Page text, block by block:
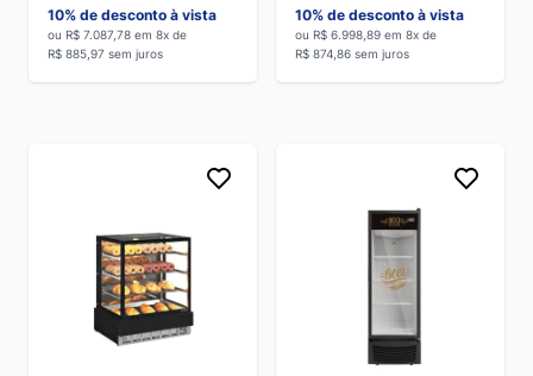
10% de desconto à vista
ou R$ 7.087,78 em 8x de
R$ 885,97 sem juros
10% de desconto à vista
ou R$ 6.998,89 em 8x de
R$ 874,86 sem juros